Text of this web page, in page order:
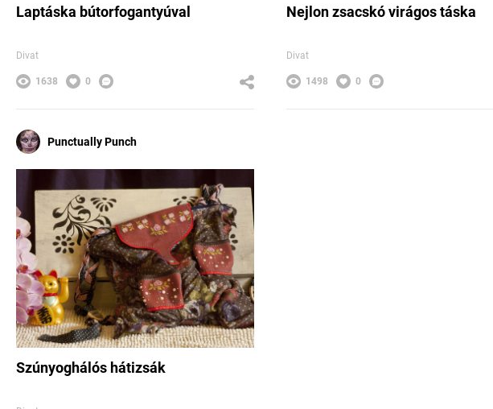
Laptáska bútorfogantyúval
Divat
1638 0
Nejlon zsacskó virágos táska
Divat
1498 0
Punctually Punch
Szúnyoghálós hátizsák